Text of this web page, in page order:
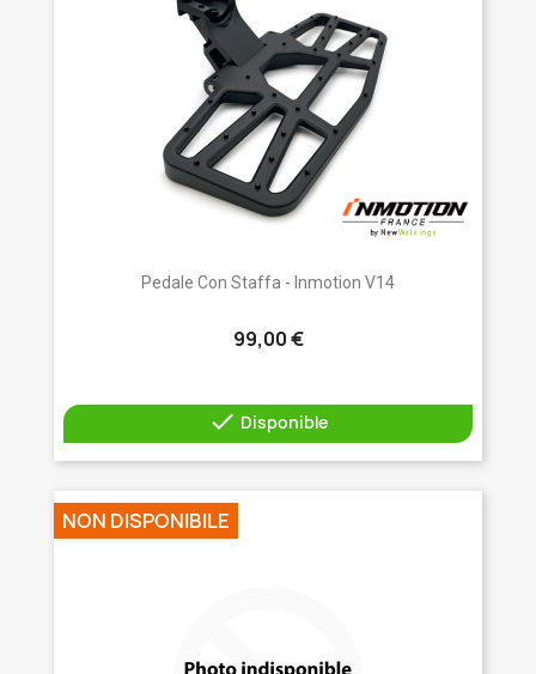
Pedale Con Staffa - Inmotion V14
99,00 €
 Disponible
NON DISPONIBILE